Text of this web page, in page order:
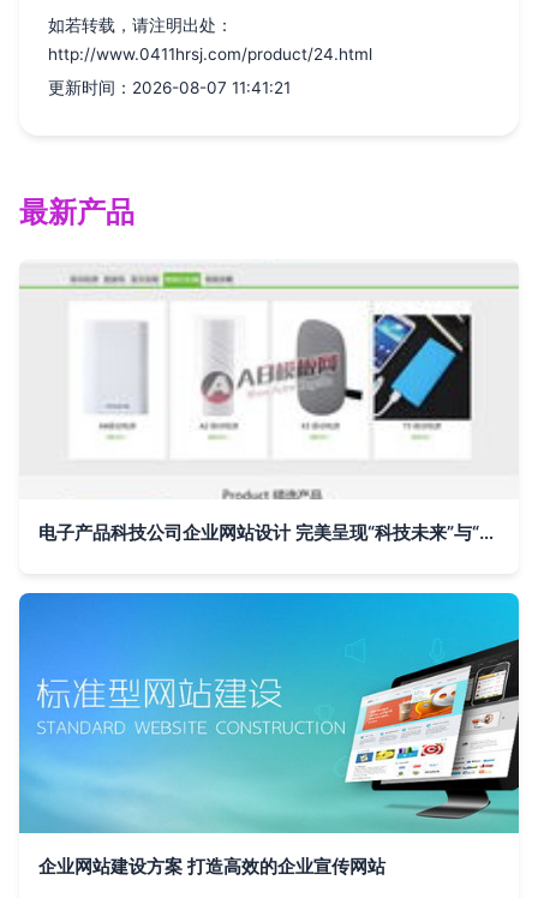
如若转载，请注明出处：
http://www.0411hrsj.com/product/24.html
更新时间：2026-08-07 11:41:21
最新产品
电子产品科技公司企业网站设计 完美呈现“科技未来”与“专业力量”
企业网站建设方案 打造高效的企业宣传网站